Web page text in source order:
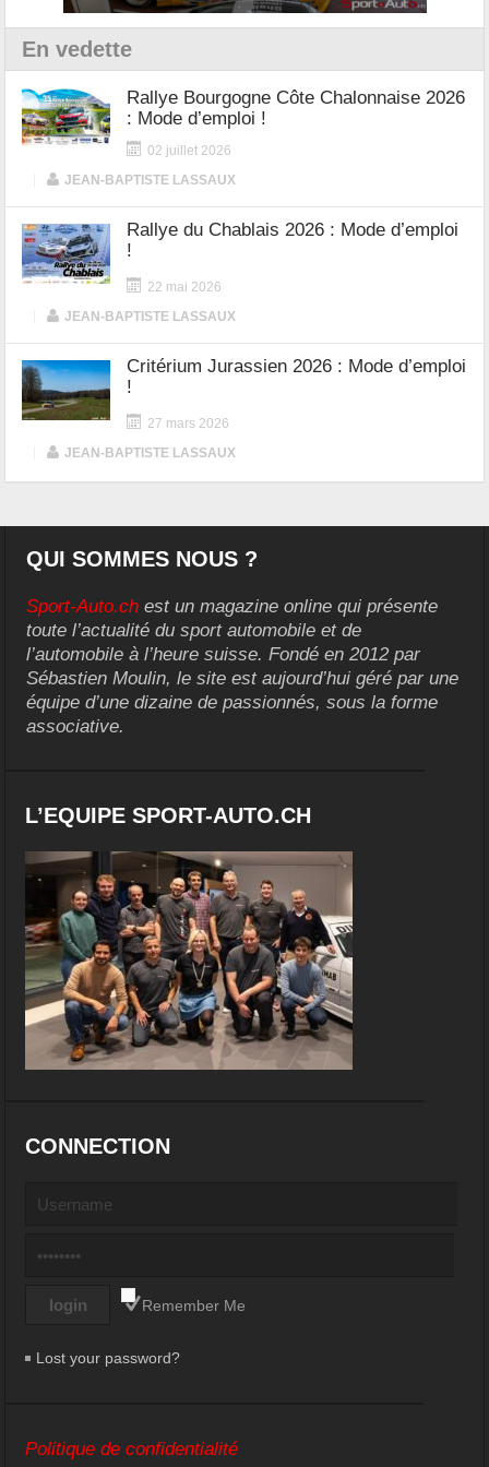
En vedette
Rallye Bourgogne Côte Chalonnaise 2026
: Mode d’emploi !
02 juillet 2026
JEAN-BAPTISTE LASSAUX
Rallye du Chablais 2026 : Mode d’emploi
!
22 mai 2026
JEAN-BAPTISTE LASSAUX
Critérium Jurassien 2026 : Mode d’emploi
!
27 mars 2026
JEAN-BAPTISTE LASSAUX
QUI SOMMES NOUS ?
Sport-Auto.ch est un magazine online qui présente
toute l’actualité du sport automobile et de
l’automobile à l’heure suisse. Fondé en 2012 par
Sébastien Moulin, le site est aujourd’hui géré par une
équipe d’une dizaine de passionnés, sous la forme
associative.
L’EQUIPE SPORT-AUTO.CH
CONNECTION
Remember Me
Lost your password?
Politique de confidentialité